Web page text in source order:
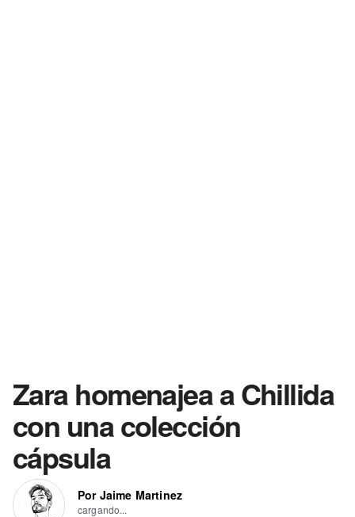
Zara homenajea a Chillida
con una colección
cápsula
Por Jaime Martinez
cargando...